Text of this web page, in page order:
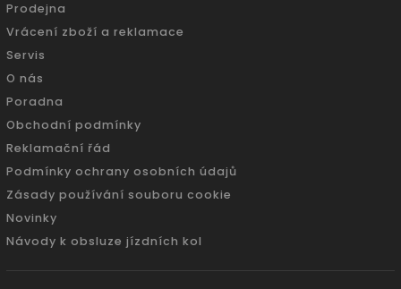
Prodejna
Vrácení zboží a reklamace
Servis
O nás
Poradna
Obchodní podmínky
Reklamační řád
Podmínky ochrany osobních údajů
Zásady používání souboru cookie
Novinky
Návody k obsluze jízdních kol